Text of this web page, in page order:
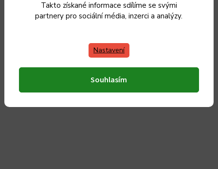
Takto získané informace sdílíme se svými
partnery pro sociální média, inzerci a analýzy.
Nastavení
Souhlasím